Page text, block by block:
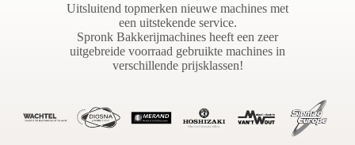
Uitsluitend topmerken nieuwe machines met
een uitstekende service.
Spronk Bakkerijmachines heeft een zeer
uitgebreide voorraad gebruikte machines in
verschillende prijsklassen!